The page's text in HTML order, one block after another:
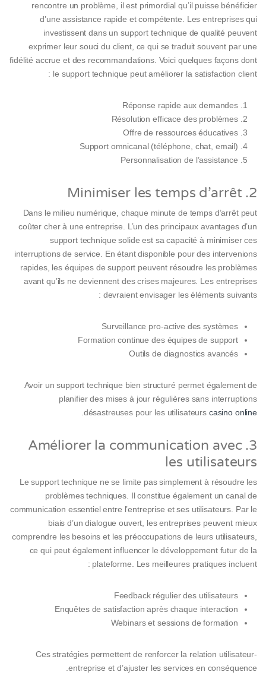
rencontre un problème, il est primordial qu’il puisse bénéficier
d’une assistance rapide et compétente. Les entreprises qui
investissent dans un support technique de qualité peuvent
exprimer leur souci du client, ce qui se traduit souvent par une
fidélité accrue et des recommandations. Voici quelques façons dont
le support technique peut améliorer la satisfaction client :
Réponse rapide aux demandes
Résolution efficace des problèmes
Offre de ressources éducatives
Support omnicanal (téléphone, chat, email)
Personnalisation de l’assistance
2. Minimiser les temps d’arrêt
Dans le milieu numérique, chaque minute de temps d’arrêt peut
coûter cher à une entreprise. L’un des principaux avantages d’un
support technique solide est sa capacité à minimiser ces
interruptions de service. En étant disponible pour des intervenions
rapides, les équipes de support peuvent résoudre les problèmes
avant qu’ils ne deviennent des crises majeures. Les entreprises
devraient envisager les éléments suivants :
Surveillance pro-active des systèmes
Formation continue des équipes de support
Outils de diagnostics avancés
Avoir un support technique bien structuré permet également de
planifier des mises à jour régulières sans interruptions
désastreuses pour les utilisateurs casino online
.
3. Améliorer la communication avec
les utilisateurs
Le support technique ne se limite pas simplement à résoudre les
problèmes techniques. Il constitue également un canal de
communication essentiel entre l’entreprise et ses utilisateurs. Par le
biais d’un dialogue ouvert, les entreprises peuvent mieux
comprendre les besoins et les préoccupations de leurs utilisateurs,
ce qui peut également influencer le développement futur de la
plateforme. Les meilleures pratiques incluent :
Feedback régulier des utilisateurs
Enquêtes de satisfaction après chaque interaction
Webinars et sessions de formation
Ces stratégies permettent de renforcer la relation utilisateur-
entreprise et d’ajuster les services en conséquence.